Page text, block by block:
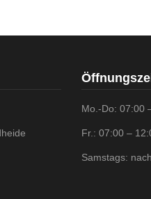
Mo.-Do: 07:00
Fr.: 07:00 –
Samstags: